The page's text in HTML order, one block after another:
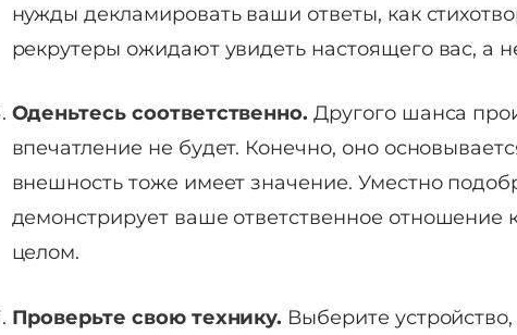
нужды декламировать ваши ответы, как
рекрутеры ожидают увидеть настоящего вас, а
Оденьтесь соответственно. Другого шанса
впечатление не будет. Конечно, оно
внешность тоже имеет значение. Уместно
демонстрирует ваше ответственное отношение
целом.
Проверьте свою технику. Выберите